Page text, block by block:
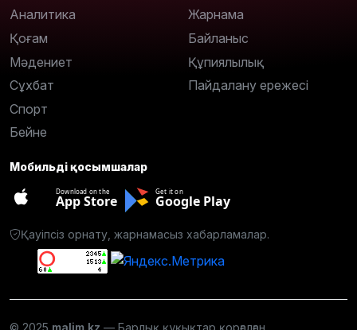
Аналитика
Қоғам
Мәдениет
Сұхбат
Спорт
Бейне
Жарнама
Байланыс
Құпиялылық
Пайдалану ережесі
Мобильді қосымшалар
Download on the
App Store
Get it on
Google Play
Қауіпсіз орнату, жарнамасыз хабарламалар.
© 2025 malim.kz — Барлық құқықтар қорғалған.